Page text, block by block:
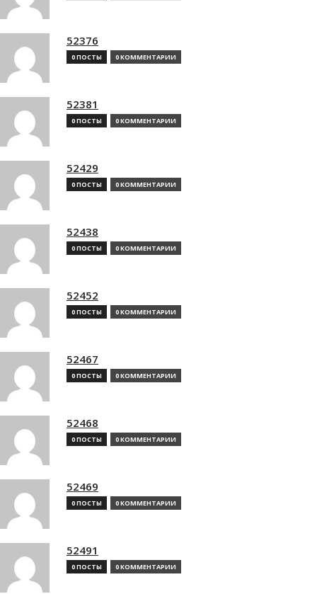
52376
0 ПОСТЫ 0 КОММЕНТАРИИ
52381
0 ПОСТЫ 0 КОММЕНТАРИИ
52429
0 ПОСТЫ 0 КОММЕНТАРИИ
52438
0 ПОСТЫ 0 КОММЕНТАРИИ
52452
0 ПОСТЫ 0 КОММЕНТАРИИ
52467
0 ПОСТЫ 0 КОММЕНТАРИИ
52468
0 ПОСТЫ 0 КОММЕНТАРИИ
52469
0 ПОСТЫ 0 КОММЕНТАРИИ
52491
0 ПОСТЫ 0 КОММЕНТАРИИ